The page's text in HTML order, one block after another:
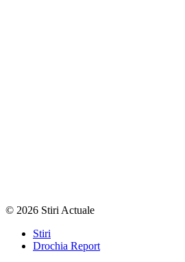
© 2026 Stiri Actuale
Stiri
Drochia Report